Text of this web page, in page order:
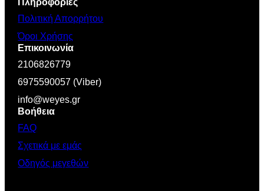
Πληροφορίες
Πολιτική Απορρήτου
Όροι Χρήσης
Επικοινωνία
2106826779
6975590057 (Viber)
info@weyes.gr
Βοήθεια
FAQ
Σχετικά με εμάς
Οδηγός μεγεθών